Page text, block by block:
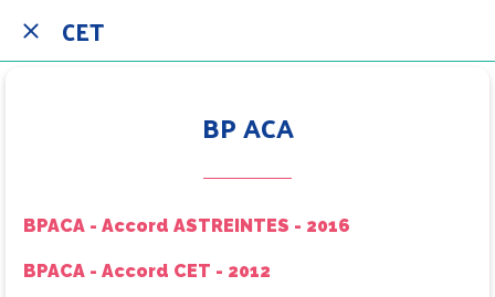
CET
BP ACA
BPACA - Accord ASTREINTES - 2016
BPACA - Accord CET - 2012